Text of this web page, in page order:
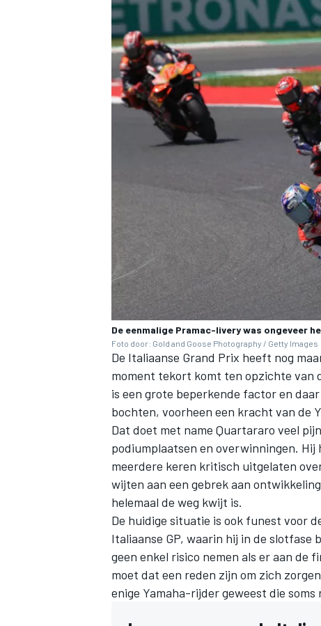
MEER RACEKLASSEN
De eenmalige Pramac-livery was ongeveer
Foto door: Gold and Goose Photography / Getty Images
De Italiaanse Grand Prix heeft nog
moment tekort komt ten opzichte van
is een grote beperkende factor en
bochten, voorheen een kracht van de
Dat doet met name Quartararo veel
podiumplaatsen en overwinningen.
meerdere keren kritisch uitgelaten
wijten aan een gebrek aan
helemaal de weg kwijt is.
De huidige situatie is ook funest voor
Italiaanse GP, waarin hij in de
geen enkel risico nemen als er aan de
moet dat een reden zijn om zich
enige Yamaha-rijder geweest die soms